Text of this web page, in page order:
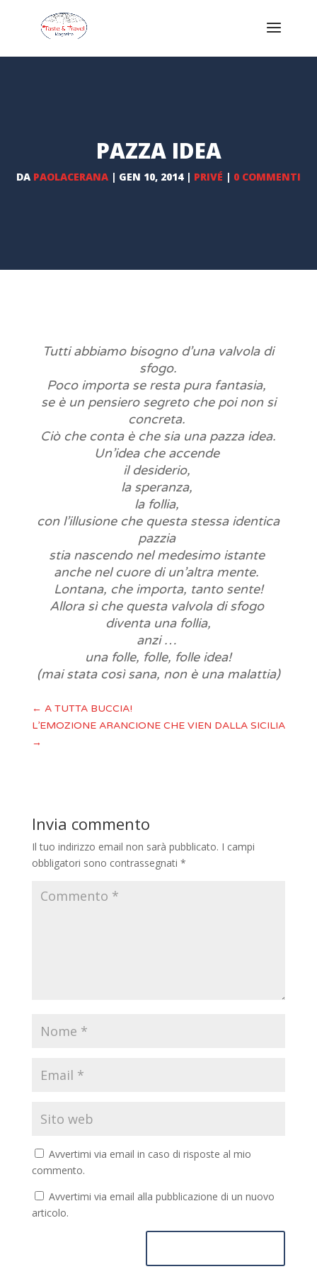
PAZZA IDEA
DA PAOLACERANA | GEN 10, 2014| PRIVÉ | 0 COMMENTI
Tutti abbiamo bisogno d’una valvola di
sfogo.
Poco importa se resta pura fantasia,
se è un pensiero segreto che poi non si
concreta.
Ciò che conta è che sia una pazza idea.
Un’idea che accende
il desiderio,
la speranza,
la follia,
con l’illusione che questa stessa identica
pazzia
stia nascendo nel medesimo istante
anche nel cuore di un’altra mente.
Lontana, che importa, tanto sente!
Allora sì che questa valvola di sfogo
diventa una follia,
anzi …
una folle, folle, folle idea!
(mai stata così sana, non è una malattia)
← A TUTTA BUCCIA!
L’EMOZIONE ARANCIONE CHE VIEN DALLA SICILIA
→
Invia commento
Il tuo indirizzo email non sarà pubblicato. I campi
obbligatori sono contrassegnati *
Avvertimi via email in caso di risposte al mio
commento.
Avvertimi via email alla pubblicazione di un nuovo
articolo.